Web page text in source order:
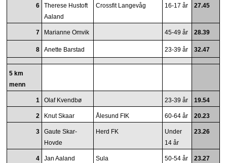
6
Therese Hustoft
Aaland
Crossfit Langevåg 16-17 år 27.45
7 Marianne Omvik 45-49 år 28.39
8 Anette Barstad 23-39 år 32.47
5 km
menn
1 Olaf Kvendbø 23-39 år 19.54
2 Knut Skaar Ålesund FIK 60-64 år 20.23
3
Gaute Skar-
Hovde
Herd FK
Under
14 år
23.26
4 Jan Aaland Sula 50-54 år 23.27